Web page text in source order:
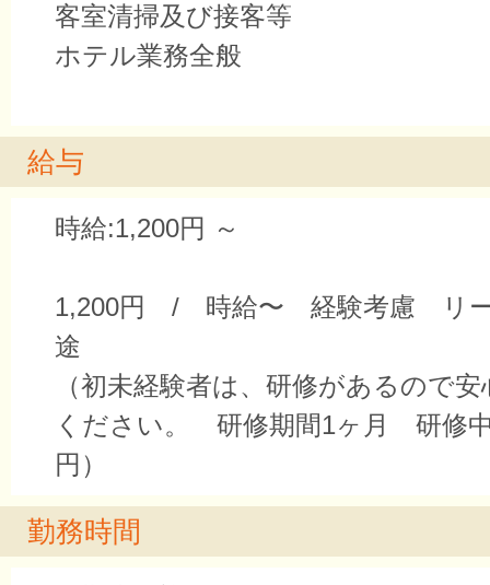
客室清掃及び接客等
ホテル業務全般
給与
時給:1,200円 ～
1,200円 / 時給〜 経験考慮 リー
途
（初未経験者は、研修があるので
ください。 研修期間1ヶ月 研修
円）
勤務時間